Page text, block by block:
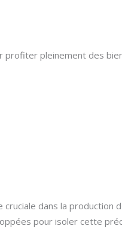
pleinement des
dans la production
pour isoler cette